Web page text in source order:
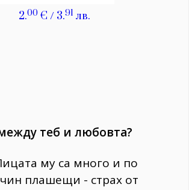
теб и любовта?
му са много и по
плашещи - страх от